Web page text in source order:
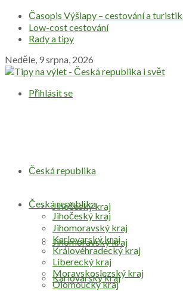
Časopis Výšlapy – cestování a
Low-cost cestování
Rady a tipy
Neděle, 9 srpna, 2026
Přihlásit se
Česká republika
Jihočeský kraj
Jihomoravský kraj
Karlovarský kraj
Česká republika
Jihočeský kraj
Jihomoravský kraj
Karlovarský kraj
Královéhradecký kraj
Liberecký kraj
Moravskoslezský kraj
Olomoucký kraj